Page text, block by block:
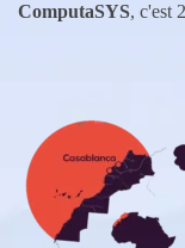
ComputaSYS, c'est